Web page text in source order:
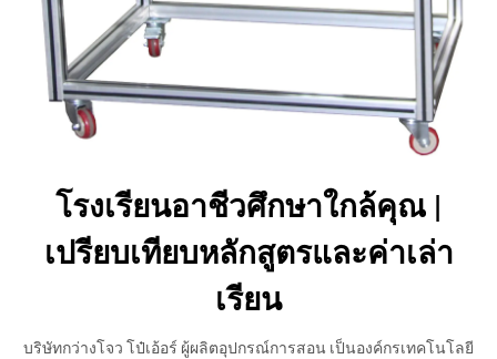
โรงเรียนอาชีวศึกษาใกล้คุณ |
เปรียบเทียบหลักสูตรและค่าเล่า
เรียน
บริษัทกว่างโจว โป๋เอ้อร์ ผู้ผลิตอุปกรณ์การสอน เป็นองค์กรเทคโนโลยี